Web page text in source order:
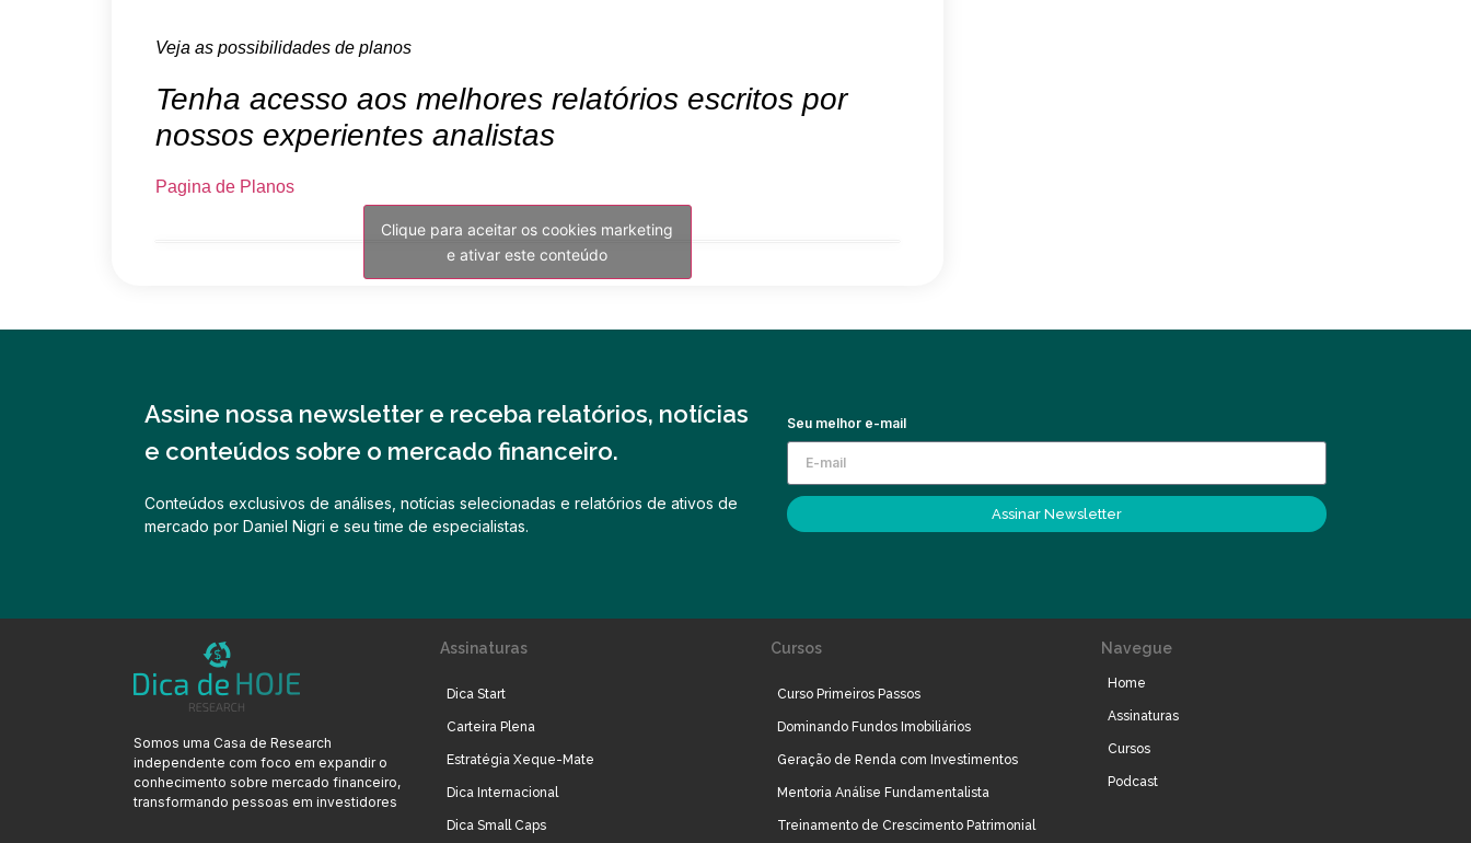
Veja as possibilidades de planos
Tenha acesso aos melhores relatórios escritos por
nossos experientes analistas
Pagina de Planos
Clique para aceitar os cookies marketing
e ativar este conteúdo
Assine nossa newsletter e receba relatórios, notícias
e conteúdos sobre o mercado financeiro.
Conteúdos exclusivos de análises, notícias selecionadas e relatórios de ativos de
mercado por Daniel Nigri e seu time de especialistas.
Seu melhor e-mail
Assinar Newsletter
Somos uma Casa de Research
independente com foco em expandir o
conhecimento sobre mercado financeiro,
transformando pessoas em investidores
Assinaturas
Dica Start
Carteira Plena
Estratégia Xeque-Mate
Dica Internacional
Dica Small Caps
Cursos
Curso Primeiros Passos
Dominando Fundos Imobiliários
Geração de Renda com Investimentos
Mentoria Análise Fundamentalista
Treinamento de Crescimento Patrimonial
Navegue
Home
Assinaturas
Cursos
Podcast